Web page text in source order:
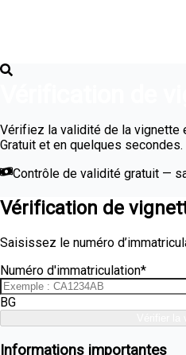
Vérifiez la validité de la vignette
Gratuit et en quelques secondes.
Contrôle de validité gratuit —
Vérification de
Saisissez le numéro
Numéro d'immatriculation*
BG
Informations importantes